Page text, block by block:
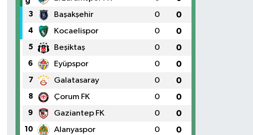
3 Başakşehir 0 0
4 Kocaelispor 0 0
5 Beşiktaş 0 0
6 Eyüpspor 0 0
7 Galatasaray 0 0
8 Çorum FK 0 0
9 Gaziantep FK 0 0
10 Alanyaspor 0 0